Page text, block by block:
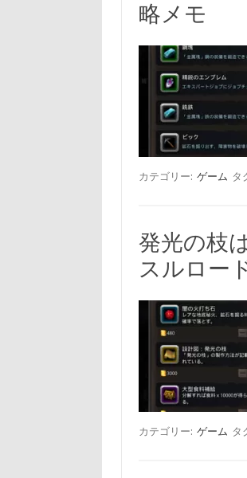
略メモ
カテゴリー: ゲーム タ
発光の枝
スルロー
カテゴリー: ゲーム タ